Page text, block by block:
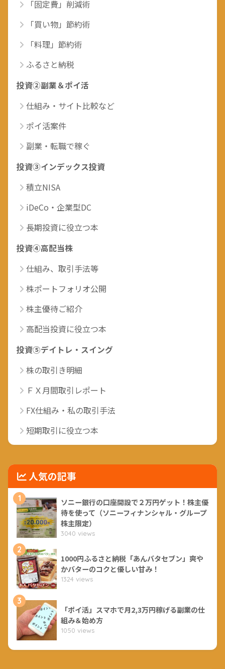
「固定費」削減術
「買い物」節約術
「料理」節約術
ふるさと納税
投資②副業＆ポイ活
仕組み・サイト比較など
ポイ活案件
副業・転職で稼ぐ
投資③インデックス投資
積立NISA
iDeCo・企業型DC
長期投資に役立つ本
投資④高配当株
仕組み、取引手法等
株ポートフォリオ公開
株主優待ご紹介
高配当投資に役立つ本
投資⑤デイトレ・スイング
株の取引き明細
ＦＸ月間取引レポート
FX仕組み・私の取引手法
短期取引に役立つ本
人気の記事
1
ソニー銀行の口座開設で２万円ゲット！株主優
待を使って（ソニーフィナンシャル・グループ
株主限定）
3040 views
2
1000円ふるさと納税「あんバタセブン」爽や
かバターのコクと優しい甘み！
1324 views
3
「ポイ活」スマホで月2,3万円稼げる副業の仕
組み＆始め方
1050 views